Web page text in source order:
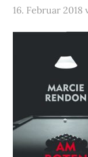
16. Februar 2018